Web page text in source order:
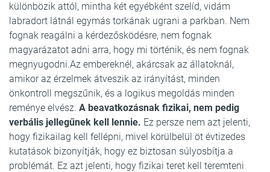
különbözik attól, mintha két egyébként szelíd, vidám
labradort látnál egymás torkának ugrani a parkban. Nem
fognak reagálni a kérdezősködésre, nem fognak
magyarázatot adni arra, hogy mi történik, és nem fognak
megnyugodni.Az embereknél, akárcsak az állatoknál,
amikor az érzelmek átveszik az irányítást, minden
önkontroll megszűnik, és a logikus megoldás minden
reménye elvész. A beavatkozásnak fizikai, nem pedig
verbális jellegűnek kell lennie. Ez persze nem azt jelenti,
hogy fizikailag kell fellépni, mivel körülbelül öt évtizedes
kutatások bizonyítják, hogy ez biztosan súlyosbítja a
problémát. Ez azt jelenti, hogy fizikai teret kell teremteni